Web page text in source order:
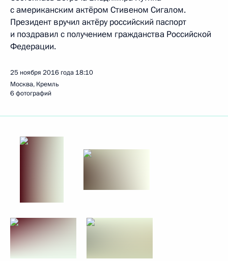
с американским актёром Стивеном Сигалом.
Президент вручил актёру российский паспорт
и поздравил с получением гражданства Российской
Федерации.
25 ноября 2016 года 18:10
Москва, Кремль
6 фотографий